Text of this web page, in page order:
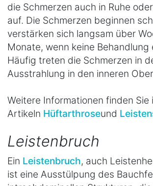
die Schmerzen auch in Ruhe
auf. Die Schmerzen beginnen
verstärken sich langsam über
Monate, wenn keine Behandlung
Häufig treten die Schmerzen in
Ausstrahlung in den inneren
Weitere Informationen finden Sie
Artikeln Hüftarthroseund
Leistenbruch
Ein Leistenbruch, auch
ist eine Ausstülpung des